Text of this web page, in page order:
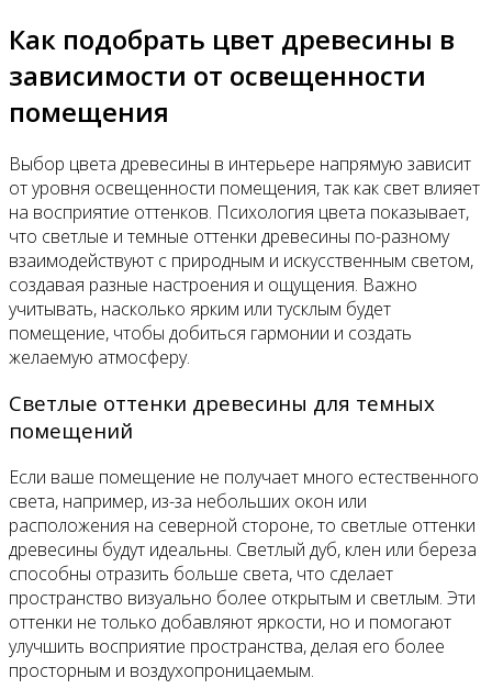
Как подобрать цвет древесины в
зависимости от освещенности
помещения
Выбор цвета древесины в интерьере напрямую зависит
от уровня освещенности помещения, так как свет влияет
на восприятие оттенков. Психология цвета показывает,
что светлые и темные оттенки древесины по-разному
взаимодействуют с природным и искусственным светом,
создавая разные настроения и ощущения. Важно
учитывать, насколько ярким или тусклым будет
помещение, чтобы добиться гармонии и создать
желаемую атмосферу.
Светлые оттенки древесины для темных
помещений
Если ваше помещение не получает много естественного
света, например, из-за небольших окон или
расположения на северной стороне, то светлые оттенки
древесины будут идеальны. Светлый дуб, клен или береза
способны отразить больше света, что сделает
пространство визуально более открытым и светлым. Эти
оттенки не только добавляют яркости, но и помогают
улучшить восприятие пространства, делая его более
просторным и воздухопроницаемым.